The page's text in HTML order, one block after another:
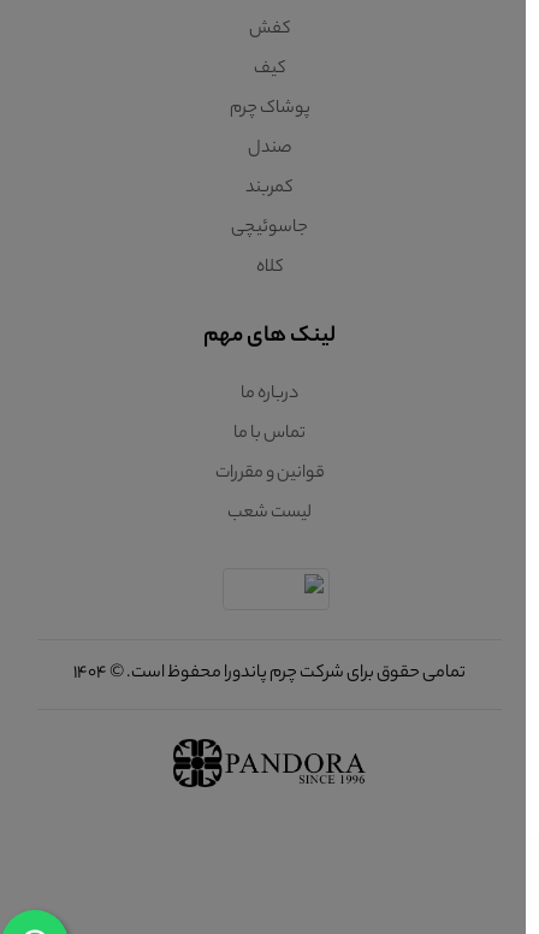
کفش
کیف
پوشاک چرم
صندل
کمربند
جاسوئیچی
کلاه
لینک های مهم
درباره ما
تماس با ما
قوانین و مقررات
لیست شعب
تمامی حقوق برای شرکت چرم پاندورا محفوظ است. © 1404